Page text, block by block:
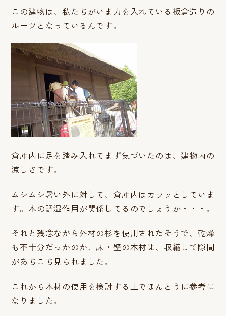
この建物は、私たちがいま力を入れている板倉造りの
ルーツとなっているんです。
倉庫内に足を踏み入れてまず気づいたのは、建物内の
涼しさです。
ムシムシ暑い外に対して、倉庫内はカラッとしていま
す。木の調湿作用が関係してるのでしょうか・・・。
それと残念ながら外材の杉を使用されたそうで、乾燥
も不十分だっかのか、床・壁の木材は、収縮して隙間
があちこち見られました。
これから木材の使用を検討する上でほんとうに参考に
なりました。